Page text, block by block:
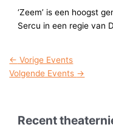
‘Zeem’ is een hoogst
Sercu in een regie van
← Vorige Events
Volgende Events →
Recent